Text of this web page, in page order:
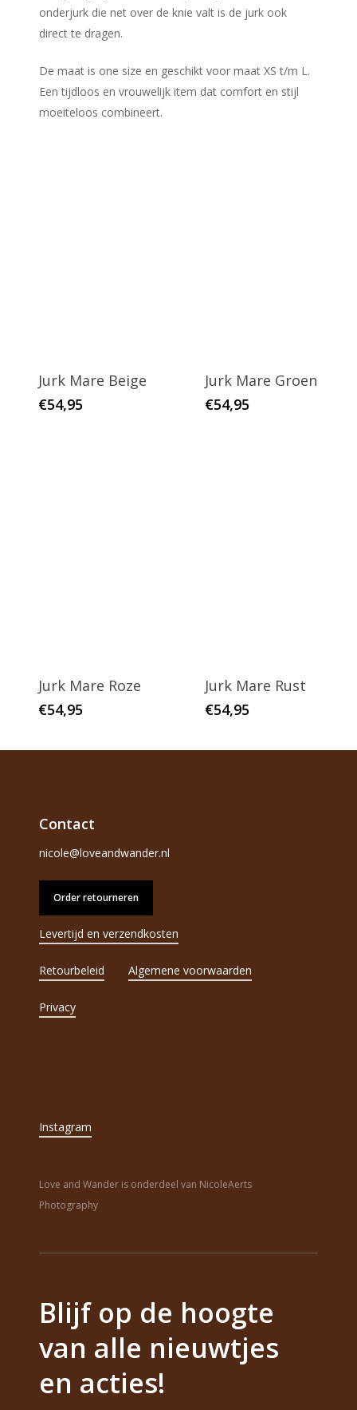
onderjurk die net over de knie valt is de jurk ook
direct te dragen.
De maat is one size en geschikt voor maat XS t/m L.
Een tijdloos en vrouwelijk item dat comfort en stijl
moeiteloos combineert.
Jurk Mare Beige
€54,95
Jurk Mare Groen
€54,95
Jurk Mare Roze
€54,95
Jurk Mare Rust
€54,95
Contact
nicole@loveandwander.nl
Order retourneren
Levertijd en verzendkosten
Retourbeleid Algemene voorwaarden
Privacy
Instagram
Love and Wander is onderdeel van NicoleAerts
Photography
Blijf op de hoogte
van alle nieuwtjes
en acties!